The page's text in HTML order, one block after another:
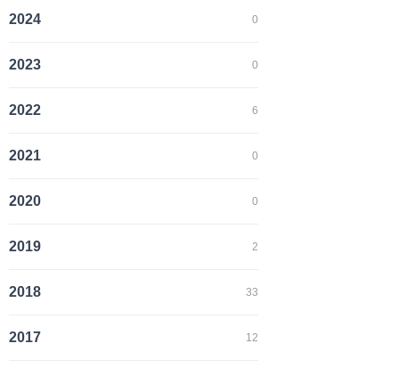
2024 0
2023 0
2022 6
2021 0
2020 0
2019 2
2018 33
2017 12